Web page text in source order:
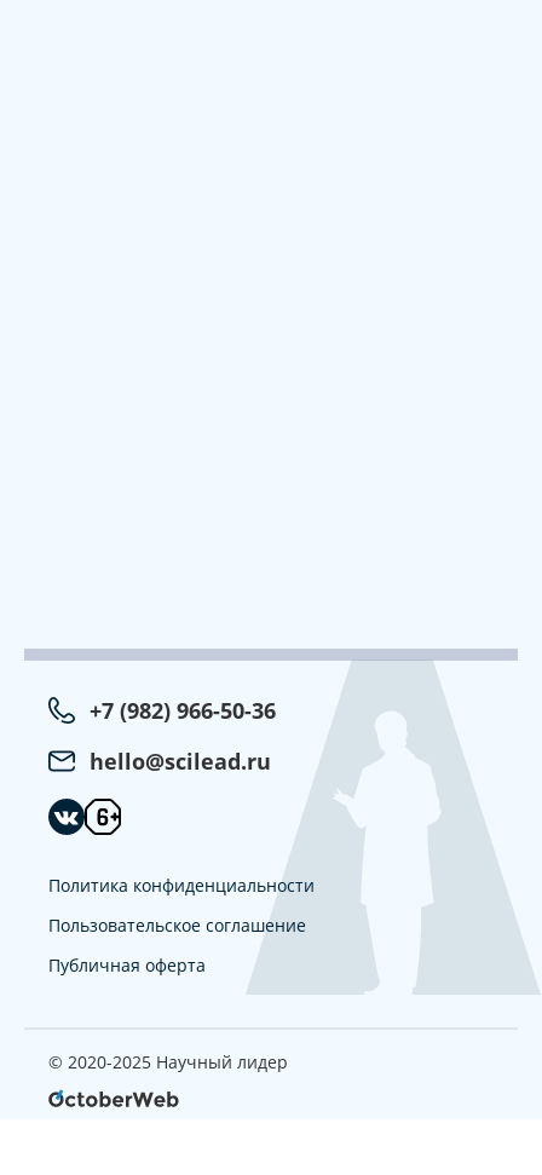
+7 (982) 966-50-36
hello@scilead.ru
Политика конфиденциальности
Пользовательское соглашение
Публичная оферта
© 2020-2025 Научный лидер